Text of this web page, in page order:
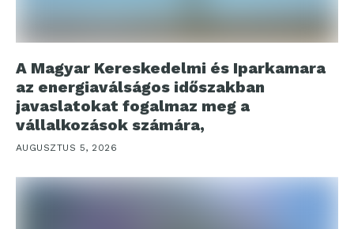
A Magyar Kereskedelmi és Iparkamara
az energiaválságos időszakban
javaslatokat fogalmaz meg a
vállalkozások számára,
AUGUSZTUS 5, 2026